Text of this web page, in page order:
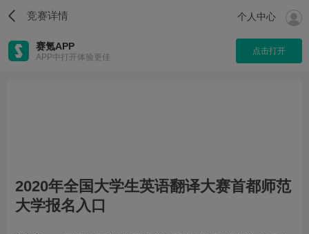
竞赛详情 个人中心
赛氪APP
APP中打开体验更佳
点击打开
2020年全国大学生英语翻译大赛首都师范
大学报名入口